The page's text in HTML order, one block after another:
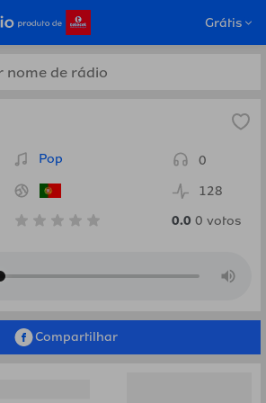
Grátis
Marcoense,
Bissau.Radio
Pop
0
128
0.0 0 votos
Compartilhar